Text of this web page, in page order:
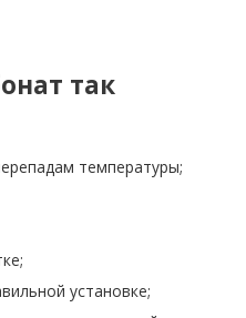
так
температуры;
установке;